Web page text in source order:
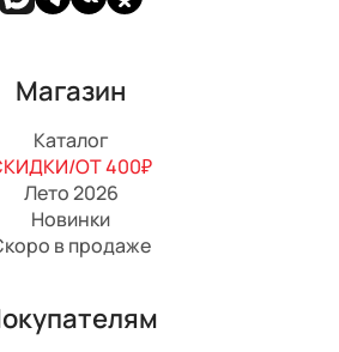
Магазин
Каталог
ОТ 400₽
Лето 2026
Новинки
в продаже